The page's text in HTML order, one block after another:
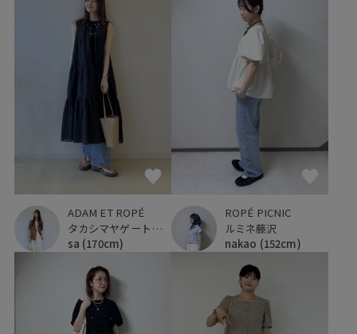
ADAM ET ROPÉ
タカシマヤゲートタワーモール
sa (170cm)
ROPÉ PICNIC
ルミネ藤沢
nakao (152cm)